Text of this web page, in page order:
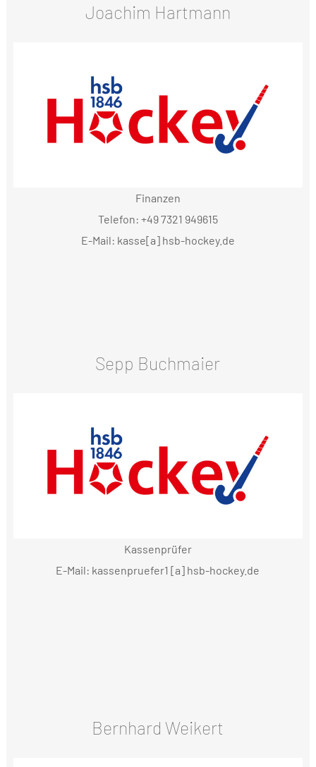
Joachim Hartmann
Finanzen
Telefon: +49 7321 949615
E-Mail: kasse[a] hsb-hockey.de
Sepp Buchmaier
Kassenprüfer
E-Mail: kassenpruefer1 [a] hsb-hockey.de
Bernhard Weikert